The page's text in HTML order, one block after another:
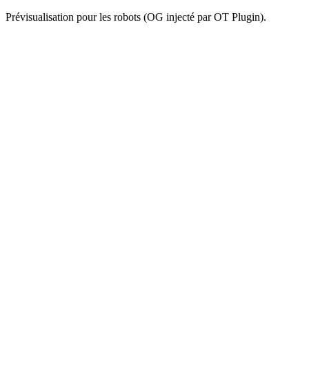
Prévisualisation pour les robots (OG injecté par OT Plugin).